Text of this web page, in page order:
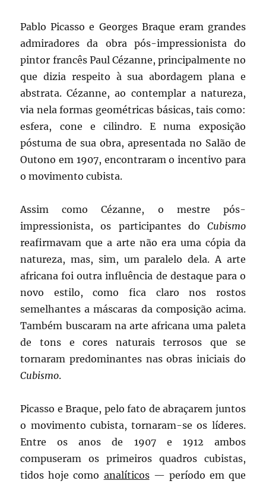
Pablo Picasso e Georges Braque eram grandes
admiradores da obra pós-impressionista do
pintor francês Paul Cézanne, principalmente no
que dizia respeito à sua abordagem plana e
abstrata. Cézanne, ao contemplar a natureza,
via nela formas geométricas básicas, tais como:
esfera, cone e cilindro. E numa exposição
póstuma de sua obra, apresentada no Salão de
Outono em 1907, encontraram o incentivo para
o movimento cubista.
Assim como Cézanne, o mestre pós-
impressionista, os participantes do Cubismo
reafirmavam que a arte não era uma cópia da
natureza, mas, sim, um paralelo dela. A arte
africana foi outra influência de destaque para o
novo estilo, como fica claro nos rostos
semelhantes a máscaras da composição acima.
Também buscaram na arte africana uma paleta
de tons e cores naturais terrosos que se
tornaram predominantes nas obras iniciais do
Cubismo.
Picasso e Braque, pelo fato de abraçarem juntos
o movimento cubista, tornaram-se os líderes.
Entre os anos de 1907 e 1912 ambos
compuseram os primeiros quadros cubistas,
tidos hoje como analíticos— período em que